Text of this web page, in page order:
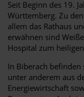
Seit Beginn des 19.
Württemberg. Zu
allem das Rathaus
erwähnen sind
Hospital zum
In Biberach
unter anderem aus
Energiewirtschaft